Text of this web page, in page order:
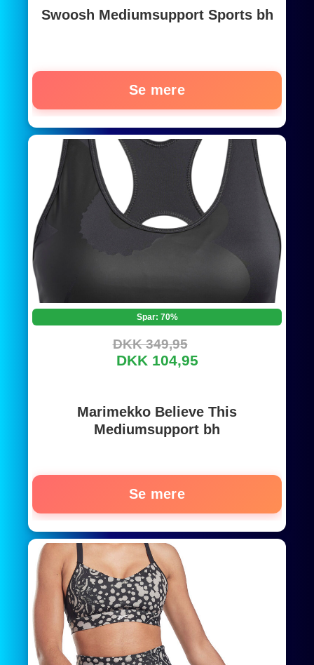
Swoosh Mediumsupport Sports bh
Se mere
Spar: 70%
DKK 349,95
DKK 104,95
Marimekko Believe This
Mediumsupport bh
Se mere